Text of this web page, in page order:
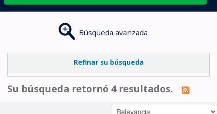
Búsqueda avanzada
Refinar su búsqueda
Su búsqueda retornó 4 resultados.